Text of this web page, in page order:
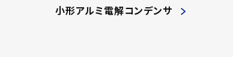
小形アルミ電解コンデンサ